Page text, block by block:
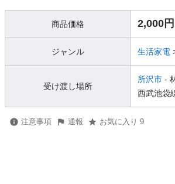
商品価格 2,000円
ジャンル 生活家電
受け渡し場所
所沢市 -
西武池袋
注意事項 通報 お気に入り 9